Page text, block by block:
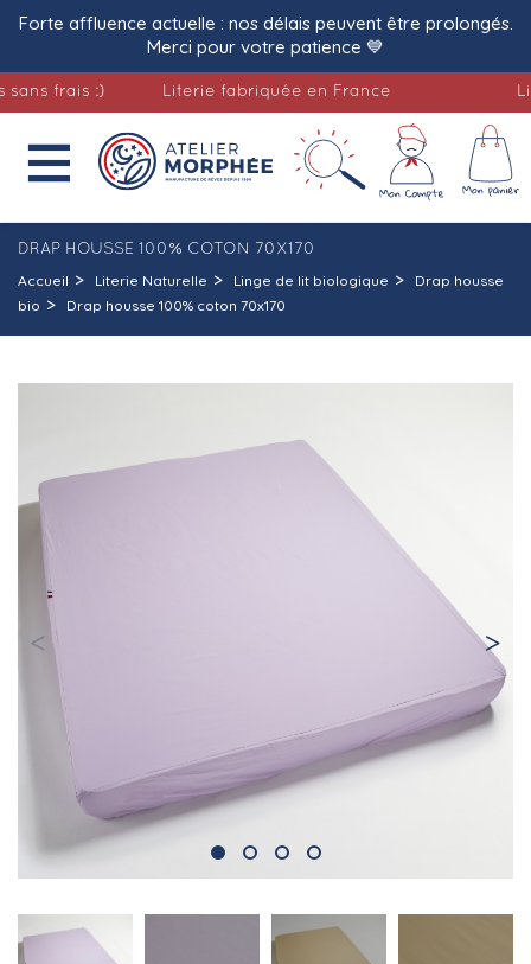
Forte affluence actuelle : nos délais peuvent être prolongés.
Merci pour votre patience 💙
frais :) Literie fabriquée en France

DRAP HOUSSE 100% COTON 70X170
Accueil Literie Naturelle Linge de lit biologique
Drap housse
bio
Drap housse 100% coton 70x170